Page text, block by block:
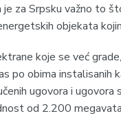
za Srpsku važno to
objekata
koje se već
po obima instalisanih
ugovora i
od 2.200